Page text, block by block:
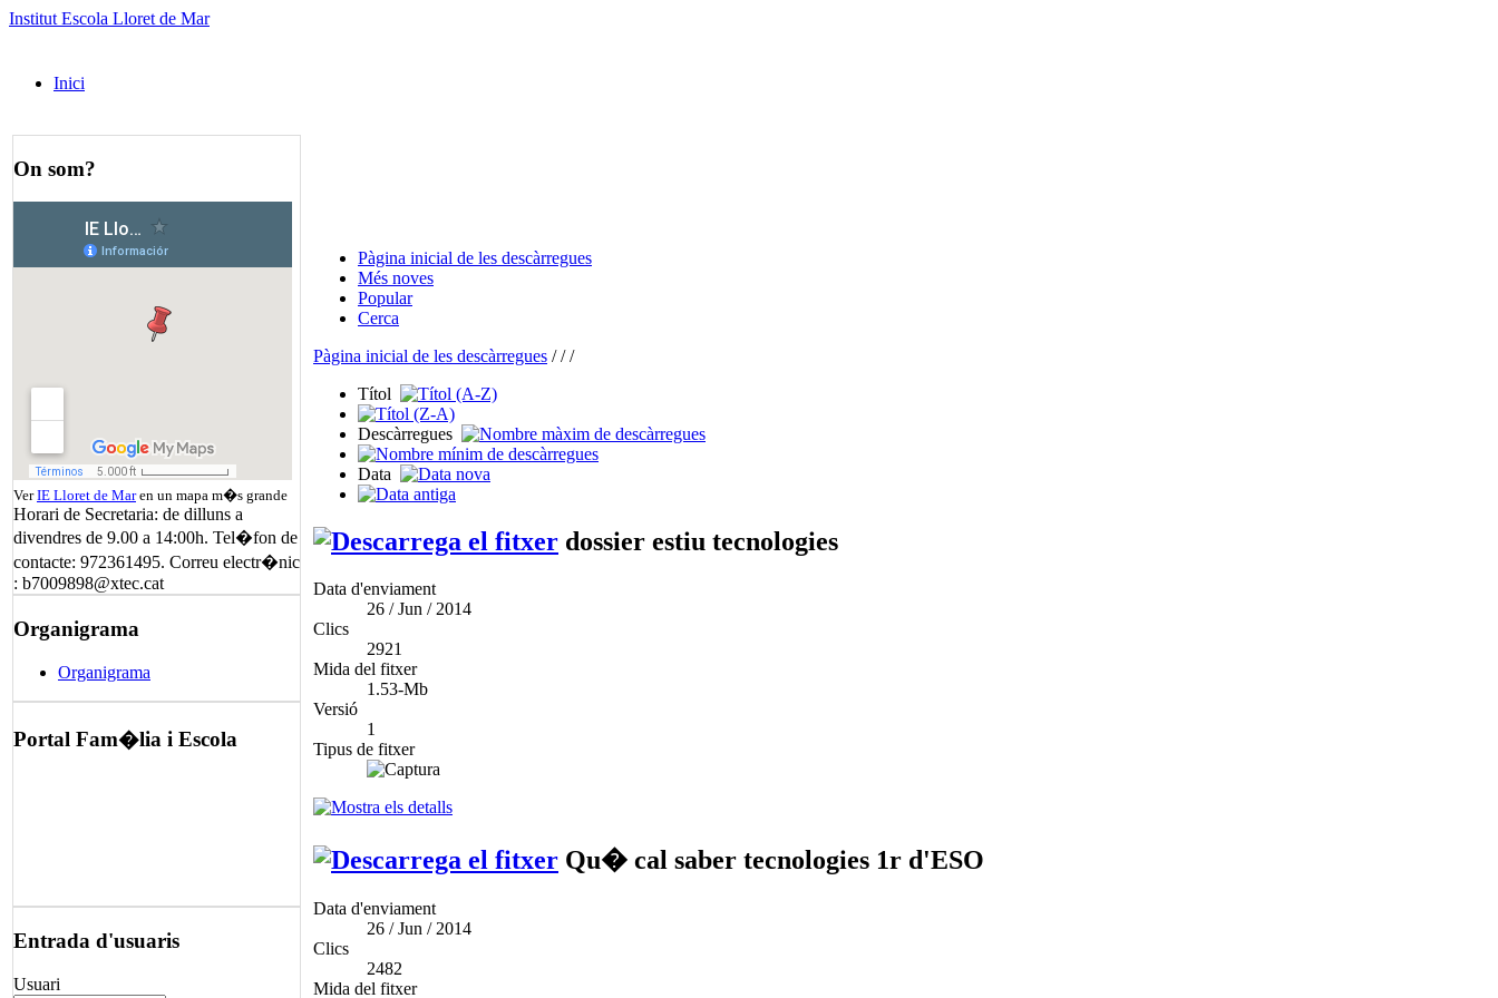
Institut Escola Lloret de Mar
Inici
On som?
VerIE Lloret de Maren un mapa m�s grande
Horari de Secretaria: de dilluns a
divendres de 9.00 a 14:00h. Tel�fon de
contacte: 972361495. Correu electr�nic
: b7009898@xtec.cat
Organigrama
Organigrama
Portal Fam�lia i Escola
Entrada d'usuaris
Usuari
Pàgina inicial de les descàrregues
Més noves
Popular
Cerca
Pàgina inicial de les descàrregues ///
Títol
Descàrregues
Data
dossier estiu tecnologies
Data d'enviament
26 / Jun / 2014
Clics
2921
Mida del fitxer
1.53-Mb
Versió
1
Tipus de fitxer
Qu� cal saber tecnologies 1r d'ESO
Data d'enviament
26 / Jun / 2014
Clics
2482
Mida del fitxer